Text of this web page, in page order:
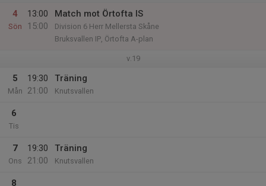
4
Sön
13:00
15:00
Match mot Örtofta IS
Division 6 Herr Mellersta Skåne
Bruksvallen IP, Örtofta A-plan
v.19
5
Mån
19:30
21:00
Träning
Knutsvallen
6
Tis
7
Ons
19:30
21:00
Träning
Knutsvallen
8